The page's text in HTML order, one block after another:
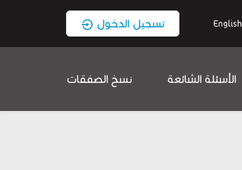
English تسجيل الدخول
الأسئلة الشائعة نسخ الصفقات